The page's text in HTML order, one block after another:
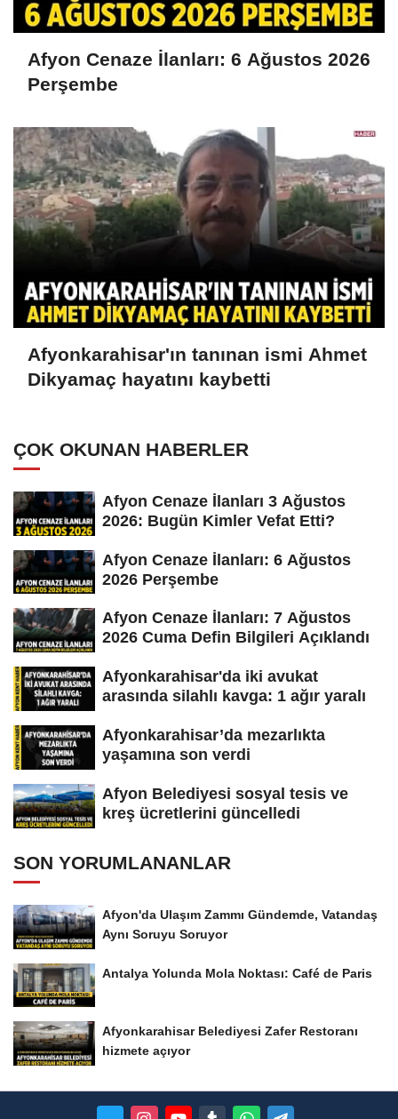
Afyon Cenaze İlanları: 6 Ağustos 2026
Perşembe
Afyonkarahisar'ın tanınan ismi Ahmet
Dikyamaç hayatını kaybetti
ÇOK OKUNAN HABERLER
Afyon Cenaze İlanları 3 Ağustos
2026: Bugün Kimler Vefat Etti?
Afyon Cenaze İlanları: 6 Ağustos
2026 Perşembe
Afyon Cenaze İlanları: 7 Ağustos
2026 Cuma Defin Bilgileri Açıklandı
Afyonkarahisar'da iki avukat
arasında silahlı kavga: 1 ağır yaralı
Afyonkarahisar’da mezarlıkta
yaşamına son verdi
Afyon Belediyesi sosyal tesis ve
kreş ücretlerini güncelledi
SON YORUMLANANLAR
Afyon'da Ulaşım Zammı Gündemde, Vatandaş
Aynı Soruyu Soruyor
Antalya Yolunda Mola Noktası: Café de Paris
Afyonkarahisar Belediyesi Zafer Restoranı
hizmete açıyor